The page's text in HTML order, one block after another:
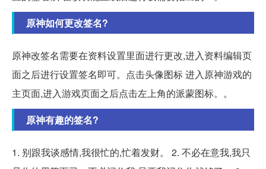
原神如何更改签名?
原神改签名需要在资料设置里面进行更改,进入资料编辑页
面之后进行设置签名即可。点击头像图标 进入原神游戏的
主页面,进入游戏页面之后点击左上角的派蒙图标。。
原神有趣的签名?
1. 别跟我谈感情,我很忙的,忙着发财。 2. 不必在意我,我只